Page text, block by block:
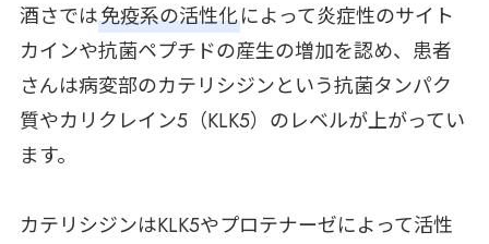
酒さでは免疫系の活性化によって炎症性のサイト
カインや抗菌ペプチドの産生の増加を認め、患者
さんは病変部のカテリシジンという抗菌タンパク
質やカリクレイン5（KLK5）のレベルが上がってい
ます。
カテリシジンはKLK5やプロテナーゼによって活性